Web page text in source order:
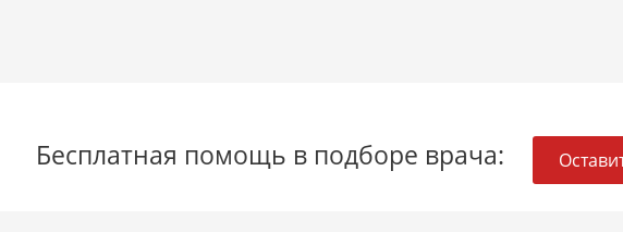
Бесплатная помощь в подборе врача: